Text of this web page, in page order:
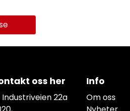
Info
Om oss
oss her
Industriveien 22a